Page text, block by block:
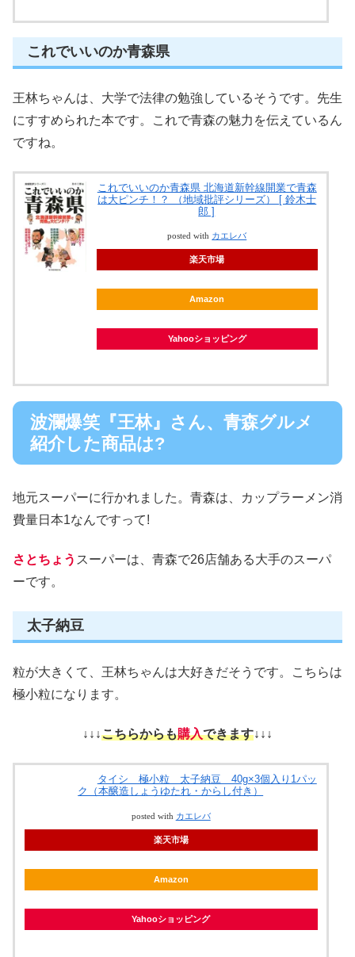
これでいいのか青森県
王林ちゃんは、大学で法律の勉強しているそうです。先生
にすすめられた本です。これで青森の魅力を伝えているん
ですね。
これでいいのか青森県 北海道新幹線開業で青森
は大ピンチ！？ （地域批評シリーズ） [ 鈴木士
郎 ]
posted with カエレバ
楽天市場
Amazon
Yahooショッピング
波瀾爆笑『王林』さん、青森グルメ
紹介した商品は?
地元スーパーに行かれました。青森は、カップラーメン消
費量日本1なんですって!
さとちょう スーパーは、青森で26店舗ある大手のスーパ
ーです。
太子納豆
粒が大きくて、王林ちゃんは大好きだそうです。こちらは
極小粒になります。
↓↓↓こちらからも購入できます↓↓↓
タイシ 極小粒 太子納豆 40g×3個入り1パッ
ク（本醸造しょうゆたれ・からし付き）
posted with カエレバ
楽天市場
Amazon
Yahooショッピング